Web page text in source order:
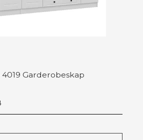
4019 Garderobeskap